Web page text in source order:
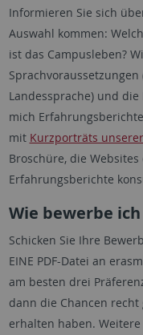
Informieren Sie sich
Auswahl kommen:
ist das Campusleben?
Landessprache) und
mich
mit Kurzporträts
Broschüre, die
Erfahrungsberichte
Wie bewerbe
Schicken Sie Ihre
EINE PDF-Datei an
am besten drei
dann die Chancen
erhalten haben.